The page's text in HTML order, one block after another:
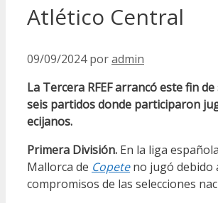
Atlético Central
09/09/2024 poradmin
La Tercera RFEF arrancó este fin
seis partidos donde participaron
ecijanos.
Primera División. En la liga
Mallorca de Copeteno jugó debido
compromisos de las selecciones